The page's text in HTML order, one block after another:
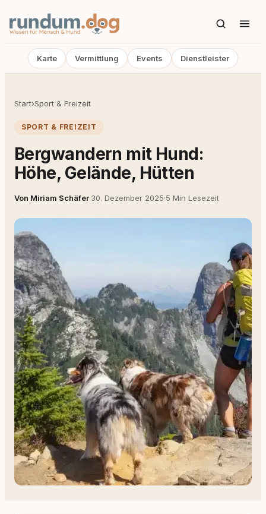
Karte Vermittlung Events Dienstleister
Start›Sport & Freizeit
SPORT & FREIZEIT
Bergwandern mit Hund:
Höhe, Gelände, Hütten
Von Miriam Schäfer·30. Dezember 2025·5 Min Lesezeit